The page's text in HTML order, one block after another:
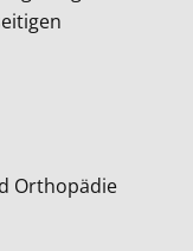
Orthopädie